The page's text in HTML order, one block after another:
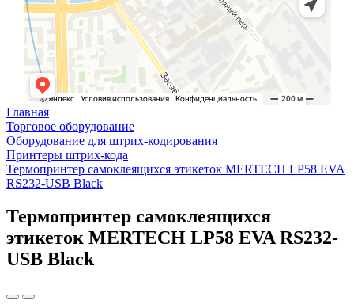
Главная
Торговое оборудование
Оборудование для штрих-кодирования
Принтеры штрих-кода
Термопринтер самоклеящихся этикеток MERTECH LP58 EVA
RS232-USB Black
Термопринтер самоклеящихся
этикеток MERTECH LP58 EVA RS232-
USB Black